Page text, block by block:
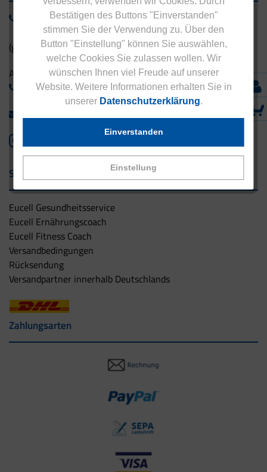
Bestätigen des Buttons "Einverstanden"
stimmen Sie der Verwendung zu. Über den
Button "Einstellung" können Sie auswählen,
welche Cookies Sie zulassen wollen. Wir
wünschen Ihnen viel Freude auf unserer
Website. Weitere Informationen erhalten Sie in
unserer Datenschutzerklärung.
Einstellung
Einverstanden
0800 - 1 38 23 55
(gebührenfrei aus Deutschland)
Ausland:
+49 - 5042 940 660
Service & Versand
Eucell Gesundheitsservice
Eucell Ernährungscoach
Eucell Fitness Coach
Versandbedingungen
Rücksendung
Versandpartner innerhalb Deutschlands
Zahlungsarten